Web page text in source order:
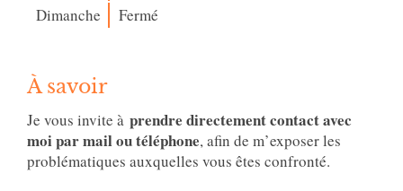
Dimanche
Fermé
À savoir
Je vous invite à prendre directement contact avec
moi par mail ou téléphone, afin de m’exposer les
problématiques auxquelles vous êtes confronté.